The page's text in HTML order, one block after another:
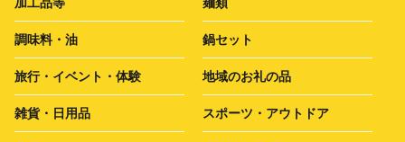
加工品等 麺類
調味料・油 鍋セット
旅行・イベント・体験 地域のお礼の品
雑貨・日用品 スポーツ・アウトドア